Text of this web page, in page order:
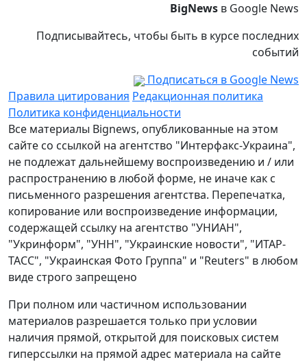
BigNews в Google News
Подписывайтесь, чтобы быть в курсе последних
событий
Подписаться в Google News
Правила цитирования Редакционная политика
Политика конфиденциальности
Все материалы Bignews, опубликованные на этом
сайте со ссылкой на агентство "Интерфакс-Украина",
не подлежат дальнейшему воспроизведению и / или
распространению в любой форме, не иначе как с
письменного разрешения агентства. Перепечатка,
копирование или воспроизведение информации,
содержащей ссылку на агентство "УНИАН",
"Укринформ", "УНН", "Украинские новости", "ИТАР-
ТАСС", "Украинская Фото Группа" и "Reuters" в любом
виде строго запрещено
При полном или частичном использовании
материалов разрешается только при условии
наличия прямой, открытой для поисковых систем
гиперссылки на прямой адрес материала на сайте